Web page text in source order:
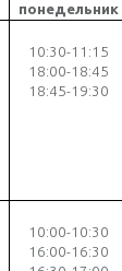
понедельник
10:30-11:15
18:00-18:45
18:45-19:30
10:00-10:30
16:00-16:30